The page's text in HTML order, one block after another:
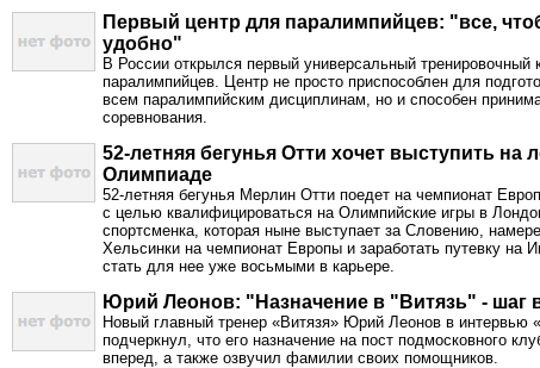
Первый центр для паралимпийцев: "все,
удобно"
В России открылся первый универсальный тренировочный
паралимпийцев. Центр не просто приспособлен для
всем паралимпийским дисциплинам, но и способен
соревнования.
52-летняя бегунья Отти хочет выступить на
Олимпиаде
52-летняя бегунья Мерлин Отти поедет на чемпионат
с целью квалифицироваться на Олимпийские игры в
спортсменка, которая ныне выступает за Словению,
Хельсинки на чемпионат Европы и заработать путевку на
стать для нее уже восьмыми в карьере.
Юрий Леонов: "Назначение в "Витязь" - шаг
Новый главный тренер «Витязя» Юрий Леонов в интервью
подчеркнул, что его назначение на пост подмосковного
вперед, а также озвучил фамилии своих помощников.